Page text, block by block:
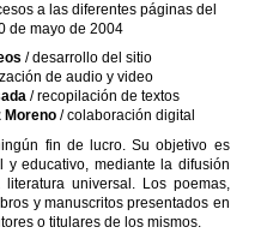
a las diferentes páginas del
de mayo de 2004
/ desarrollo del sitio
de audio y video
/ recopilación de textos
Moreno/ colaboración digital
fin de lucro. Su objetivo es
y educativo, mediante la difusión
universal. Los poemas,
y manuscritos presentados en
o titulares de los mismos.